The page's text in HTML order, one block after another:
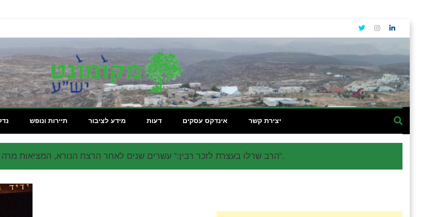
תיירות ונופש מידע לציבור דעות אינדקס עסקים יצירת קשר
הרב שרלו בעצרת לזכר רבין:” עשרים שנים לאחר הרצח הנורא, המציאות מרה הרבה יותר”.